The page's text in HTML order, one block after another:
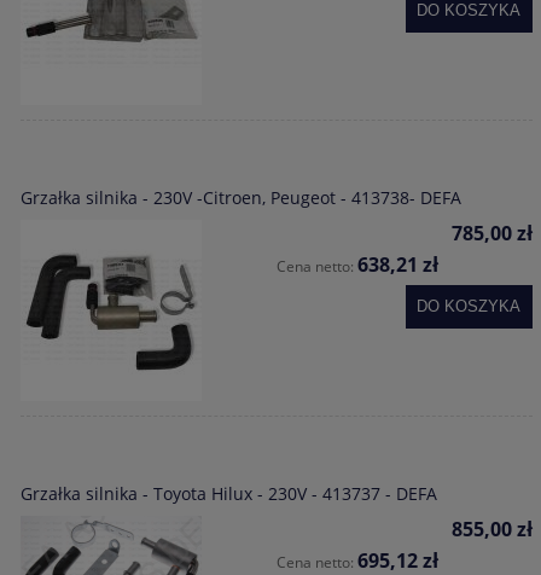
DO KOSZYKA
Grzałka silnika - 230V -Citroen, Peugeot - 413738- DEFA
785,00 zł
Cena netto: 638,21 zł
DO KOSZYKA
Grzałka silnika - Toyota Hilux - 230V - 413737 - DEFA
855,00 zł
Cena netto: 695,12 zł